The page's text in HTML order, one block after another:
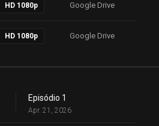
HD 1080p Google Drive
HD 1080p Google Drive
Episódio 1
Apr. 21, 2026